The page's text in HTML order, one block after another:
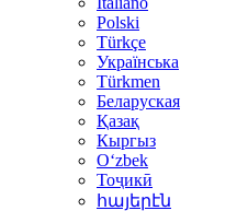
Polski
Türkçe
Українська
Türkmen
Беларуская
Қазақ
Кыргыз
Oʻzbek
Тоҷикӣ
հայերէն